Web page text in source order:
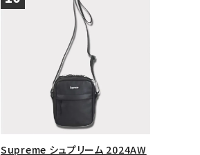
Supreme シュプリーム 2024AW